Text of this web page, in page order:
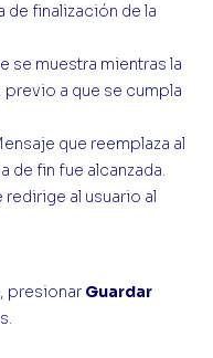
de finalización de la
se muestra mientras la
a que se cumpla
que reemplaza al
de fin fue alcanzada.
redirige al usuario al
presionar Guardar